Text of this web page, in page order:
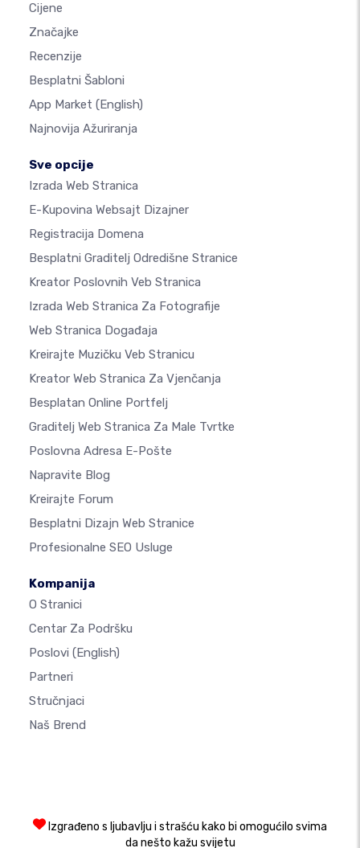
Cijene
Značajke
Recenzije
Besplatni Šabloni
App Market (English)
Najnovija Ažuriranja
Sve opcije
Izrada Web Stranica
E-Kupovina Websajt Dizajner
Registracija Domena
Besplatni Graditelj Odredišne Stranice
Kreator Poslovnih Veb Stranica
Izrada Web Stranica Za Fotografije
Web Stranica Događaja
Kreirajte Muzičku Veb Stranicu
Kreator Web Stranica Za Vjenčanja
Besplatan Online Portfelj
Graditelj Web Stranica Za Male Tvrtke
Poslovna Adresa E-Pošte
Napravite Blog
Kreirajte Forum
Besplatni Dizajn Web Stranice
Profesionalne SEO Usluge
Kompanija
O Stranici
Centar Za Podršku
Poslovi (English)
Partneri
Stručnjaci
Naš Brend
Izgrađeno s ljubavlju i strašću kako bi omogućilo svima
da nešto kažu svijetu